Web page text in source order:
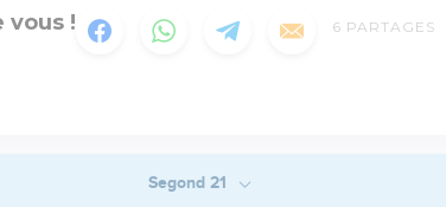
vous ! 6 PARTAGES
Segond 21